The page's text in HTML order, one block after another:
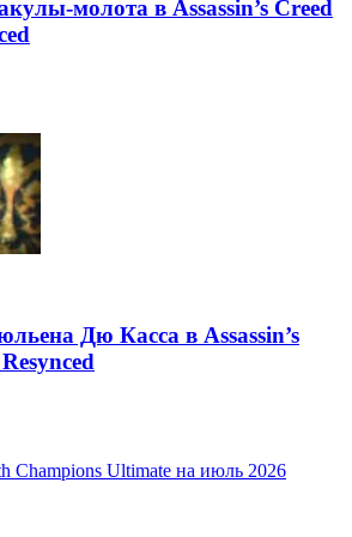
молота в Assassin’s Creed
Дю Касса в Assassin’s